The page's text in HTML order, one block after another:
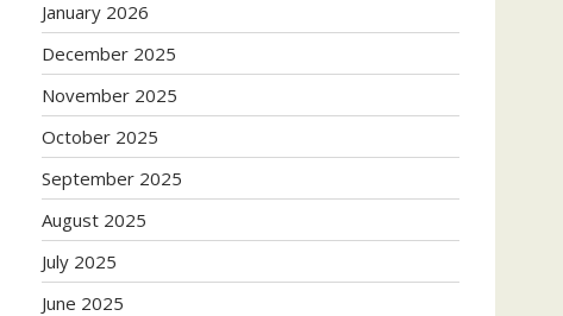
January 2026
December 2025
November 2025
October 2025
September 2025
August 2025
July 2025
June 2025